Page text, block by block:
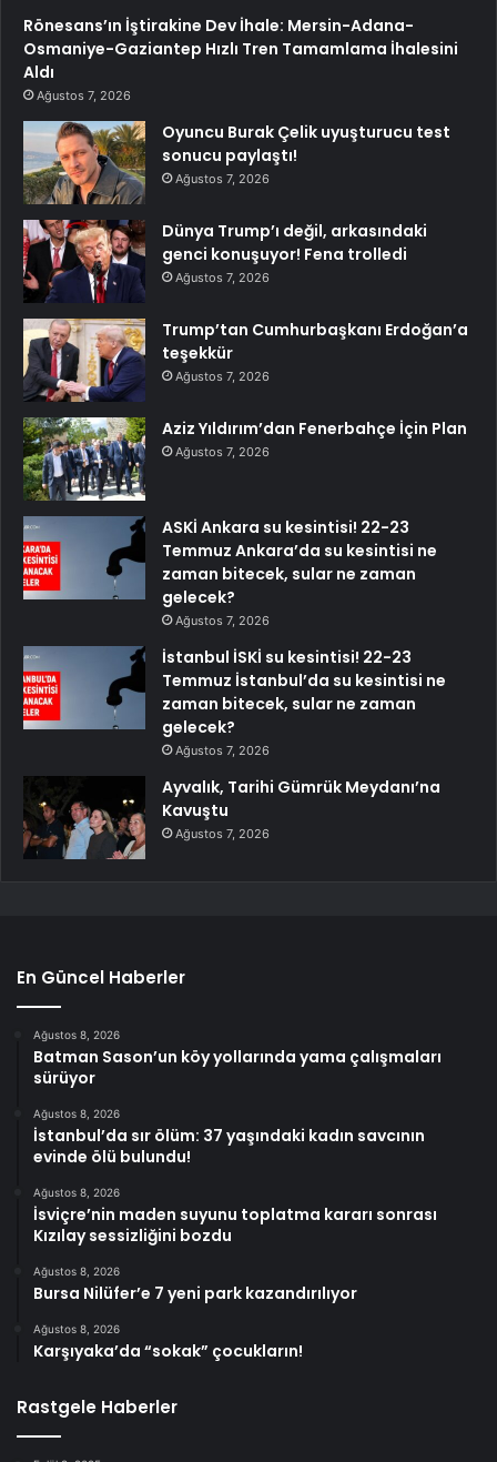
Rönesans’ın İştirakine Dev İhale: Mersin-Adana-
Osmaniye-Gaziantep Hızlı Tren Tamamlama İhalesini
Aldı
Ağustos 7, 2026
Oyuncu Burak Çelik uyuşturucu test
sonucu paylaştı!
Ağustos 7, 2026
Dünya Trump’ı değil, arkasındaki
genci konuşuyor! Fena trolledi
Ağustos 7, 2026
Trump’tan Cumhurbaşkanı Erdoğan’a
teşekkür
Ağustos 7, 2026
Aziz Yıldırım’dan Fenerbahçe İçin Plan
Ağustos 7, 2026
ASKİ Ankara su kesintisi! 22-23
Temmuz Ankara’da su kesintisi ne
zaman bitecek, sular ne zaman
gelecek?
Ağustos 7, 2026
İstanbul İSKİ su kesintisi! 22-23
Temmuz İstanbul’da su kesintisi ne
zaman bitecek, sular ne zaman
gelecek?
Ağustos 7, 2026
Ayvalık, Tarihi Gümrük Meydanı’na
Kavuştu
Ağustos 7, 2026
En Güncel Haberler
Ağustos 8, 2026
Batman Sason’un köy yollarında yama çalışmaları
sürüyor
Ağustos 8, 2026
İstanbul’da sır ölüm: 37 yaşındaki kadın savcının
evinde ölü bulundu!
Ağustos 8, 2026
İsviçre’nin maden suyunu toplatma kararı sonrası
Kızılay sessizliğini bozdu
Ağustos 8, 2026
Bursa Nilüfer’e 7 yeni park kazandırılıyor
Ağustos 8, 2026
Karşıyaka’da “sokak” çocukların!
Rastgele Haberler